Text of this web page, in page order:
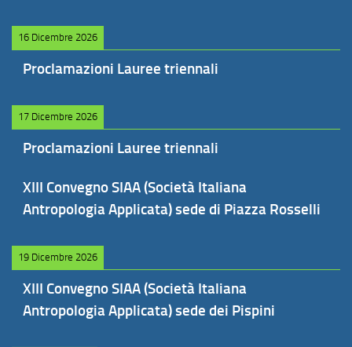
16 Dicembre 2026
Proclamazioni Lauree triennali
17 Dicembre 2026
Proclamazioni Lauree triennali
XIII Convegno SIAA (Società Italiana
Antropologia Applicata) sede di Piazza Rosselli
19 Dicembre 2026
XIII Convegno SIAA (Società Italiana
Antropologia Applicata) sede dei Pispini